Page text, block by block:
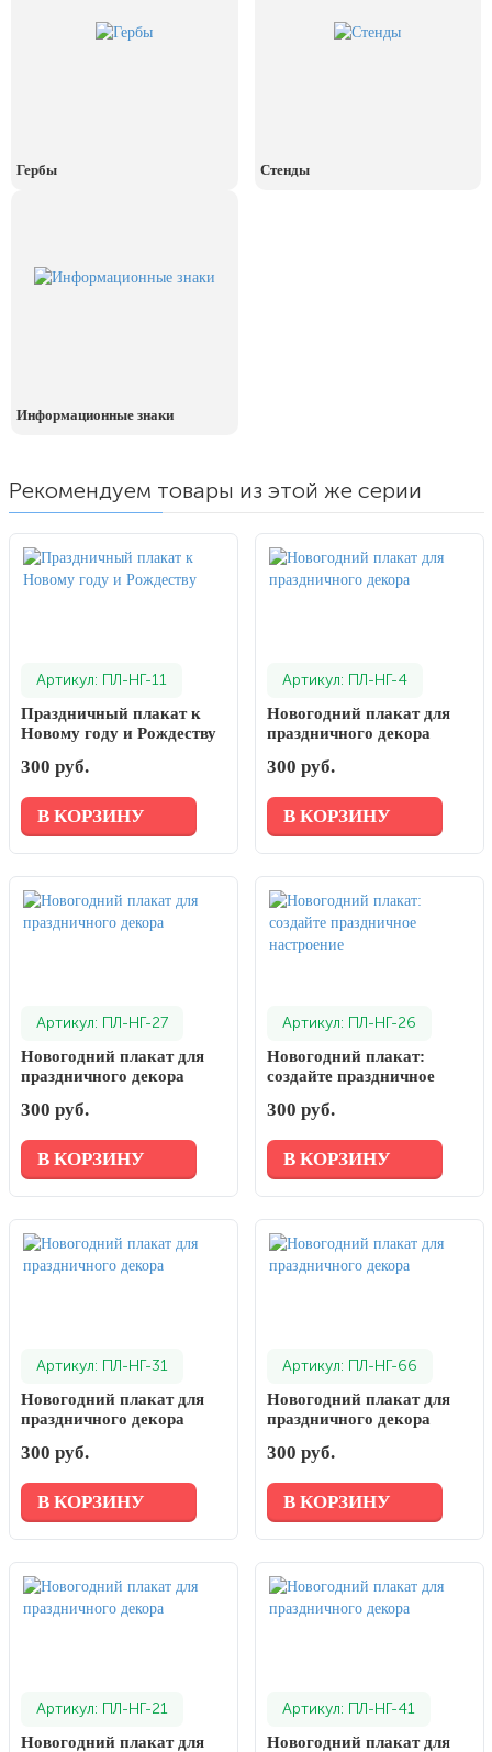
Гербы Стенды
Информационные знаки
Рекомендуем товары из этой же серии
Артикул: ПЛ-НГ-11
Праздничный плакат к
Новому году и Рождеству
300 руб.
В КОРЗИНУ
Артикул: ПЛ-НГ-4
Новогодний плакат для
праздничного декора
300 руб.
В КОРЗИНУ
Артикул: ПЛ-НГ-27
Новогодний плакат для
праздничного декора
300 руб.
В КОРЗИНУ
Артикул: ПЛ-НГ-26
Новогодний плакат:
создайте праздничное
300 руб.
В КОРЗИНУ
Артикул: ПЛ-НГ-31
Новогодний плакат для
праздничного декора
300 руб.
В КОРЗИНУ
Артикул: ПЛ-НГ-66
Новогодний плакат для
праздничного декора
300 руб.
В КОРЗИНУ
Артикул: ПЛ-НГ-21
Новогодний плакат для
Артикул: ПЛ-НГ-41
Новогодний плакат для